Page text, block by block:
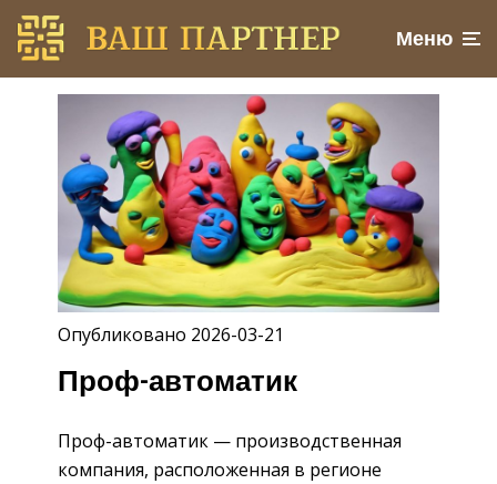
Меню
Опубликовано 2026-03-21
Проф-автоматик
Проф-автоматик — производственная
компания, расположенная в регионе